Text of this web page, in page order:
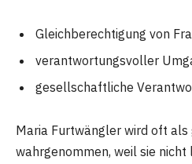
Gleichberechtigung von
verantwortungsvoller
gesellschaftliche
Maria Furtwängler wird oft als
wahrgenommen, weil sie